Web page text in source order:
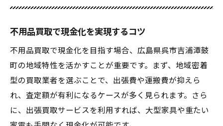
不用品買取で現金化を実現するコツ
不用品買取で現金化を目指す場合、広島県呉市吉浦潭鼓
町の地域特性を活かすことが重要です。まず、地域密着
型の買取業者を選ぶことで、出張費や運搬費が抑えら
れ、査定額が有利になるケースが多く見られます。さら
に、出張買取サービスを利用すれば、大型家具や重たい